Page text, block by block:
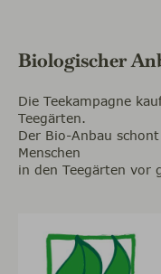
Biologischer
Die Teekampagne
Teegärten.
Der Bio-Anbau
Menschen
in den Teegärten vor